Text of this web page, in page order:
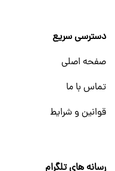
دسترسی سریع
صفحه اصلی
تماس با ما
قوانین و شرایط
رسانه های تلگرام